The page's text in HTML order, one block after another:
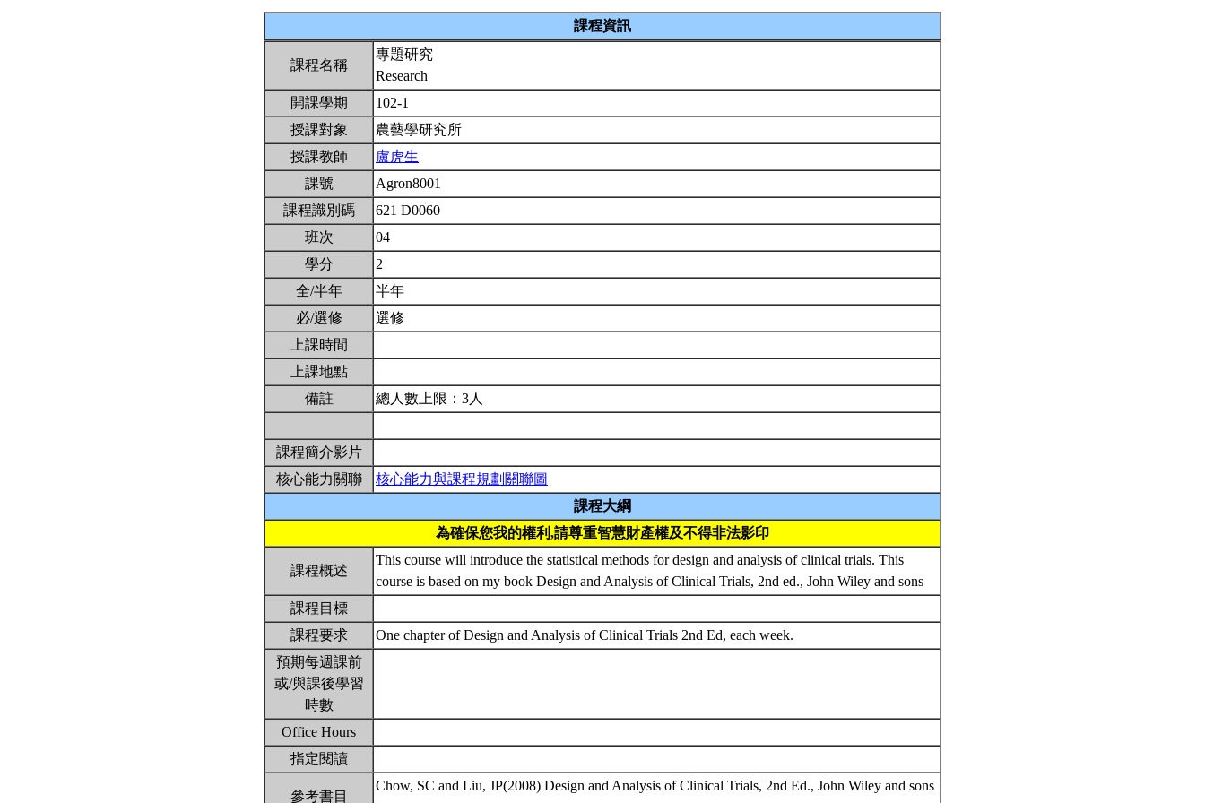
課程資訊
課程名稱
專題研究
Research
開課學期
102-1
授課對象
農藝學研究所
授課教師
盧虎生
課號
Agron8001
課程識別碼
621 D0060
班次
04
學分
2
全/半年
半年
必/選修
選修
上課時間
上課地點
備註
總人數上限：3人
課程簡介影片
核心能力關聯
核心能力與課程規劃關聯圖
課程大綱
為確保您我的權利,請尊重智慧財產權及不得非法影印
課程概述
This course will introduce the statistical methods for design and analysis of clinical trials. This
course is based on my book Design and Analysis of Clinical Trials, 2nd ed., John Wiley and sons
課程目標
課程要求
One chapter of Design and Analysis of Clinical Trials 2nd Ed, each week.
預期每週課前
或/與課後學習
時數
Office Hours
指定閱讀
參考書目
Chow, SC and Liu, JP(2008) Design and Analysis of Clinical Trials, 2nd Ed., John Wiley and sons